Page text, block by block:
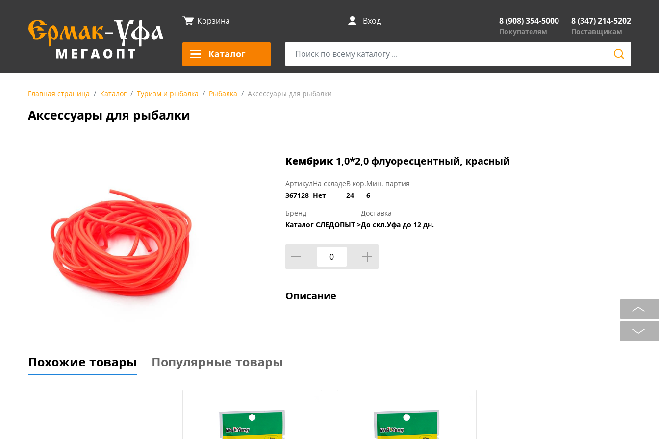
Корзина Вход 8 (908) 354-5000
Покупателям
8 (347) 214-5202
Поставщикам
Каталог
Главная страница Каталог Туризм и рыбалка Рыбалка Аксессуары для рыбалки
Аксессуары для рыбалки
Кембрик 1,0*2,0 флуоресцентный, красный
Артикул
367128
На складе
Нет
В кор.
24
Мин. партия
6
Бренд
Каталог СЛЕДОПЫТ >
Доставка
До скл.Уфа до 12 дн.
Описание
Похожие товары Популярные товары